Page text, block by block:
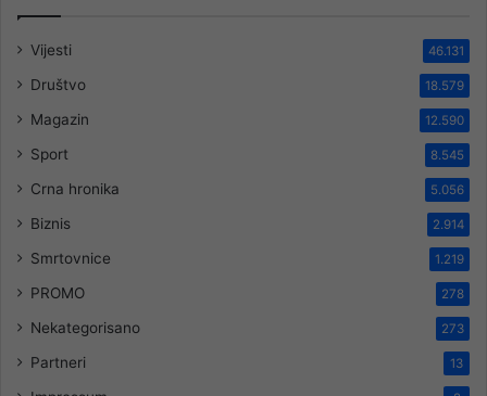
Vijesti 46.131
Društvo 18.579
Magazin 12.590
Sport 8.545
Crna hronika 5.056
Biznis 2.914
Smrtovnice 1.219
PROMO 278
Nekategorisano 273
Partneri 13